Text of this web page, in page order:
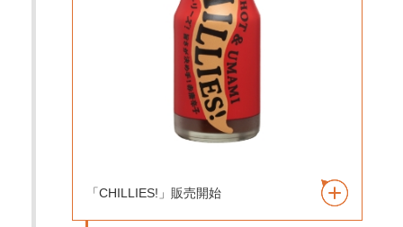
「CHILLIES!」販売開始